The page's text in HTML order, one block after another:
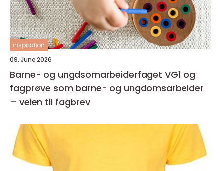
inspiration
09. June 2026
Barne- og ungdsomarbeiderfaget VG1 og
fagprøve som barne- og ungdomsarbeider
– veien til fagbrev